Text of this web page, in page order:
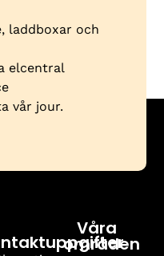
laddboxar och
elcentral
vår jour.
Våra
områden